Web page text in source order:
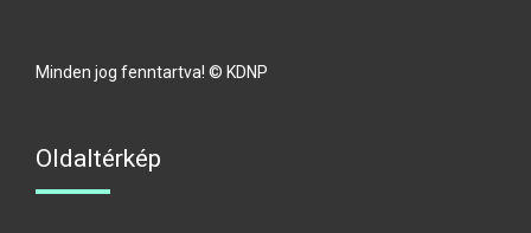
Minden jog fenntartva! © KDNP
Oldaltérkép